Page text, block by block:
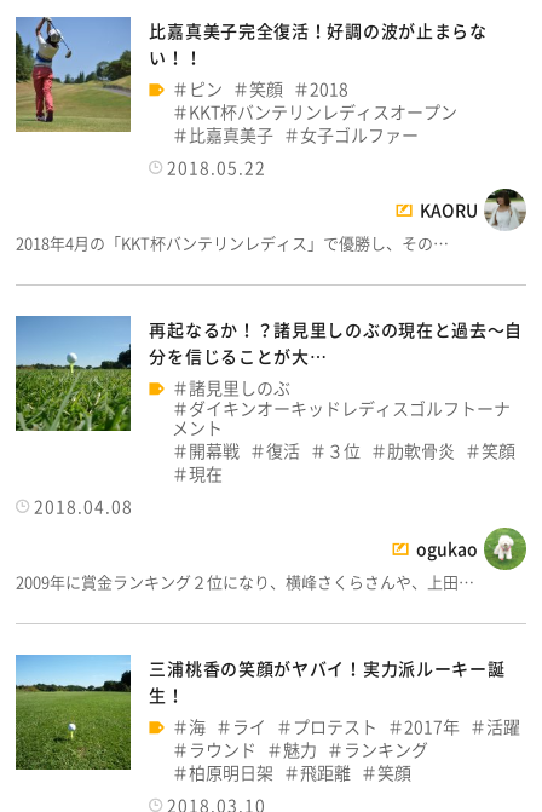
比嘉真美子完全復活！好調の波が止まらな
い！！
ピン
笑顔
2018
KKT杯バンテリンレディスオープン
比嘉真美子
女子ゴルファー
2018.05.22
KAORU
2018年4月の「KKT杯バンテリンレディス」で優勝し、その…
再起なるか！？諸見里しのぶの現在と過去～自
分を信じることが大…
諸見里しのぶ
ダイキンオーキッドレディスゴルフトーナ
メント
開幕戦
復活 ３位 肋軟骨炎
笑顔
現在
2018.04.08
ogukao
2009年に賞金ランキング２位になり、横峰さくらさんや、上田…
三浦桃香の笑顔がヤバイ！実力派ルーキー誕
生！
海
ライ プロテスト 2017年
活躍
ラウンド
魅力
ランキング
柏原明日架
飛距離
笑顔
2018.03.10